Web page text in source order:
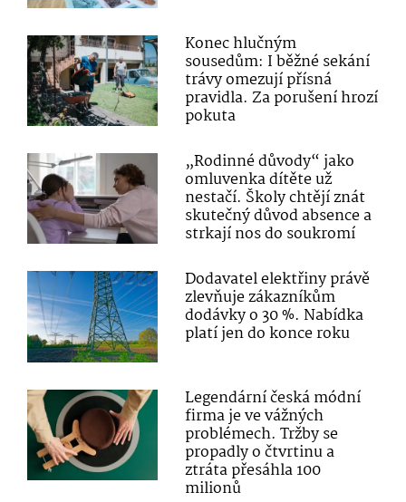
Konec hlučným
sousedům: I běžné sekání
trávy omezují přísná
pravidla. Za porušení hrozí
pokuta
„Rodinné důvody“ jako
omluvenka dítěte už
nestačí. Školy chtějí znát
skutečný důvod absence a
strkají nos do soukromí
Dodavatel elektřiny právě
zlevňuje zákazníkům
dodávky o 30 %. Nabídka
platí jen do konce roku
Legendární česká módní
firma je ve vážných
problémech. Tržby se
propadly o čtvrtinu a
ztráta přesáhla 100
milionů